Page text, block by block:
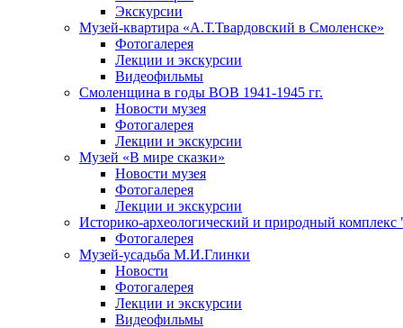
Экскурсии
Музей-квартира «А.Т.Твардовский в Смоленске»
Фотогалерея
Лекции и экскурсии
Видеофильмы
Смоленщина в годы ВОВ 1941-1945 гг.
Новости музея
Фотогалерея
Лекции и экскурсии
Музей «В мире сказки»
Новости музея
Фотогалерея
Лекции и экскурсии
Историко-археологический и природный комплекс
Фотогалерея
Музей-усадьба М.И.Глинки
Новости
Фотогалерея
Лекции и экскурсии
Видеофильмы